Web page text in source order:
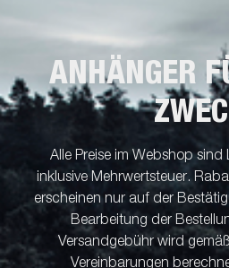
ANHÄNGER
Alle Preise im Webshop sind
inklusive Mehrwertsteuer.
erscheinen nur auf der
Bearbeitung der
Versandgebühr wird
Vereinbarungen